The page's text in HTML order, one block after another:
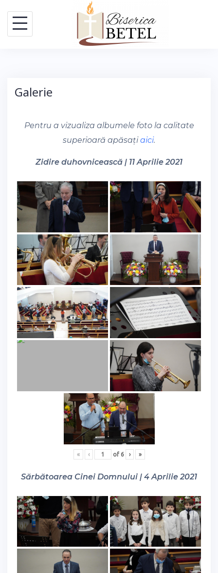
content
Galerie
Pentru a vizualiza albumele foto la calitate
superioară apăsațiaici.
Zidire duhovnicească | 11 Aprilie 2021
« ‹ of 6 › »
Sărbătoarea Cinei Domnului | 4 Aprilie 2021